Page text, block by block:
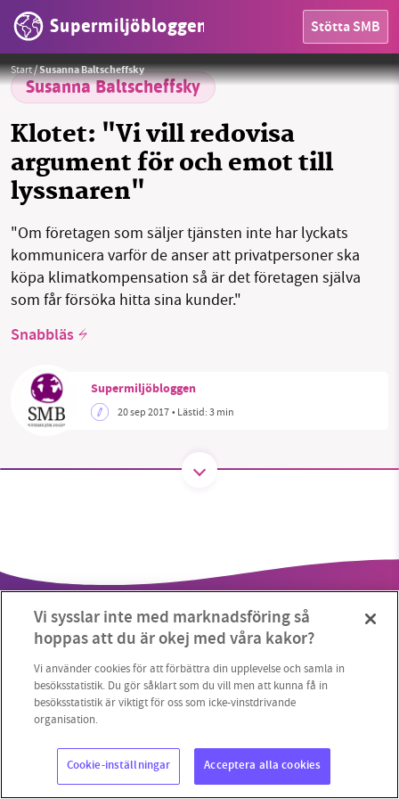
Supermiljöbloggen Stötta SMB
OMRÅDEN
MILJÖFAKTA
OM OSS
Sök Sparade inlägg Tipsa oss
Facebook Instagram BlueSky
Start/Susanna Baltscheffsky
Susanna Baltscheffsky
Klotet: "Vi vill redovisa
argument för och emot till
lyssnaren"
"Om företagen som säljer tjänsten inte har lyckats
kommunicera varför de anser att privatpersoner ska
köpa klimatkompensation så är det företagen själva
som får försöka hitta sina kunder."
Snabbläs
Supermiljöbloggen
20 sep 2017• Lästid:3 min
Copyright 2023 © Supermiljöbloggen Cookieinställningar
SMB kämpar för en hållbar framtid. Sedan
utveckla vårt arbete – och vi hoppas att du
vill hjälpa oss.
Stötta vårt arbete genom att swisha en slant till
1231368703
Läs vad vi vill göra
Vi sysslar inte med marknadsföring så
hoppas att du är okej med våra kakor?
Vi använder cookies för att förbättra din upplevelse och samla in
besöksstatistik. Du gör såklart som du vill men att kunna få in
besöksstatistik är viktigt för oss som icke-vinstdrivande
organisation.
Cookie-inställningar Acceptera alla cookies